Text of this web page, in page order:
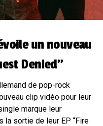
un nouveau
Denied”
de pop-rock
clip vidéo pour leur
marque leur
sortie de leur EP “Fire